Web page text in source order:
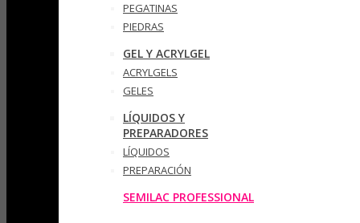
PEGATINAS
PIEDRAS
GEL Y ACRYLGEL
ACRYLGELS
GELES
LÍQUIDOS Y
PREPARADORES
LÍQUIDOS
PREPARACIÓN
SEMILAC PROFESSIONAL